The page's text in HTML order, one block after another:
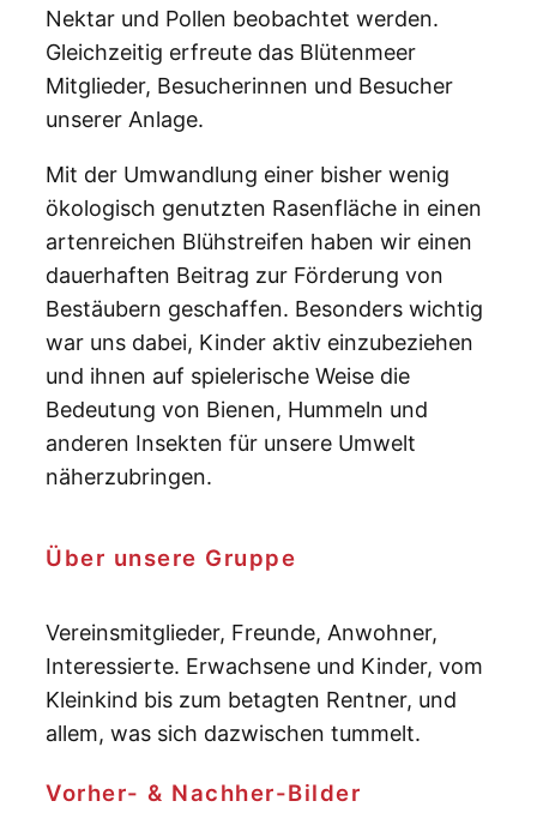
Nektar und Pollen beobachtet werden.
Gleichzeitig erfreute das Blütenmeer
Mitglieder, Besucherinnen und Besucher
unserer Anlage.
Mit der Umwandlung einer bisher wenig
ökologisch genutzten Rasenfläche in einen
artenreichen Blühstreifen haben wir einen
dauerhaften Beitrag zur Förderung von
Bestäubern geschaffen. Besonders wichtig
war uns dabei, Kinder aktiv einzubeziehen
und ihnen auf spielerische Weise die
Bedeutung von Bienen, Hummeln und
anderen Insekten für unsere Umwelt
näherzubringen.
Über unsere Gruppe
Vereinsmitglieder, Freunde, Anwohner,
Interessierte. Erwachsene und Kinder, vom
Kleinkind bis zum betagten Rentner, und
allem, was sich dazwischen tummelt.
Vorher- & Nachher-Bilder